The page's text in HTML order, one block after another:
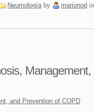
Neumologíaby marionod
Management,
and Prevention of COPD